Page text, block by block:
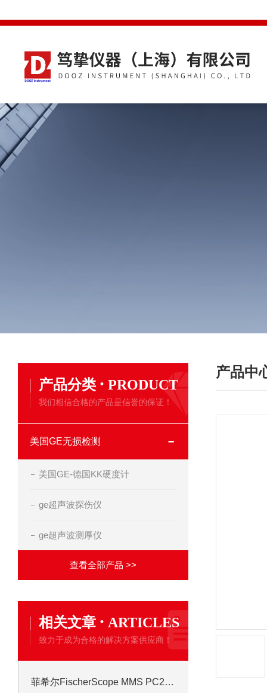
产品分类 · PRODUCT
我们相信合格的产品是信誉的保证！
美国GE无损检测
美国GE-德国KK硬度计
ge超声波探伤仪
ge超声波测厚仪
查看全部产品 >>
相关文章 · ARTICLES
致力于成为合格的解决方案供应商！
菲希尔FischerScope MMS PC2多功能测厚仪在涂镀层质量控制中的应用
产品中